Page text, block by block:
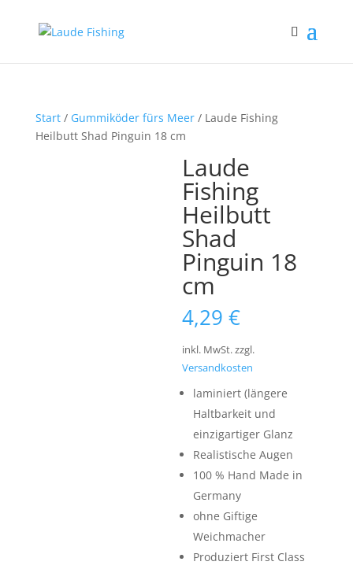
Start/ Gummiköder fürs Meer/ Laude Fishing
Heilbutt Shad Pinguin 18 cm
Laude
Fishing
Heilbutt
Shad
Pinguin 18
cm
4,29€
inkl. MwSt.zzgl.
Versandkosten
laminiert (längere
Haltbarkeit und
einzigartiger Glanz
Realistische Augen
100 % Hand Made in
Germany
ohne Giftige
Weichmacher
Produziert First Class